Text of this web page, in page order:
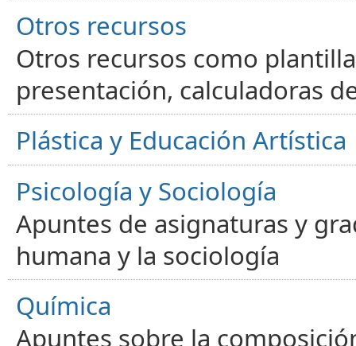
Otros recursos
Otros recursos como
presentación, calculadoras
Plástica y Educación Artística
Psicología y Sociología
Apuntes de asignaturas y
humana y la sociología
Química
Apuntes sobre la